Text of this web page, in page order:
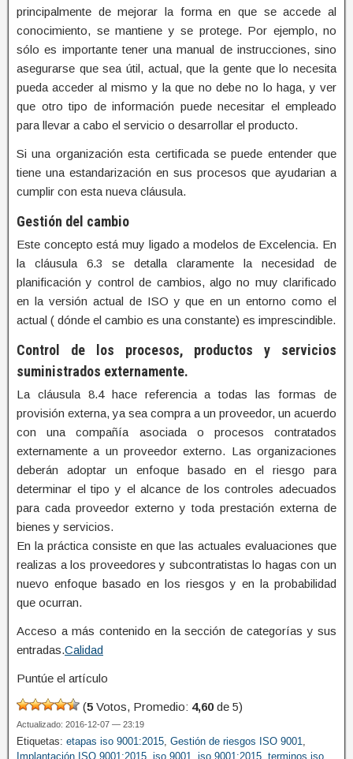
principalmente de mejorar la forma en que se accede al
conocimiento, se mantiene y se protege. Por ejemplo, no
sólo es importante tener una manual de instrucciones, sino
asegurarse que sea útil, actual, que la gente que lo necesita
pueda acceder al mismo y la que no debe no lo haga, y ver
que otro tipo de información puede necesitar el empleado
para llevar a cabo el servicio o desarrollar el producto.
Si una organización esta certificada se puede entender que
tiene una estandarización en sus procesos que ayudarian a
cumplir con esta nueva cláusula.
Gestión del cambio
Este concepto está muy ligado a modelos de Excelencia. En
la cláusula 6.3 se detalla claramente la necesidad de
planificación y control de cambios, algo no muy clarificado
en la versión actual de ISO y que en un entorno como el
actual ( dónde el cambio es una constante) es imprescindible.
Control de los procesos, productos y servicios
suministrados externamente.
La cláusula 8.4 hace referencia a todas las formas de
provisión externa, ya sea compra a un proveedor, un acuerdo
con una compañía asociada o procesos contratados
externamente a un proveedor externo. Las organizaciones
deberán adoptar un enfoque basado en el riesgo para
determinar el tipo y el alcance de los controles adecuados
para cada proveedor externo y toda prestación externa de
bienes y servicios.
En la práctica consiste en que las actuales evaluaciones que
realizas a los proveedores y subcontratistas lo hagas con un
nuevo enfoque basado en los riesgos y en la probabilidad
que ocurran.
Acceso a más contenido en la sección de categorías y sus
entradas.Calidad
Puntúe el artículo
(5 Votos, Promedio: 4,60de 5)
Actualizado: 2016-12-07 — 23:19
Etiquetas: etapas iso 9001:2015, Gestión de riesgos ISO 9001,
Implantación ISO 9001:2015 iso 9001 iso 9001:2015 terminos iso